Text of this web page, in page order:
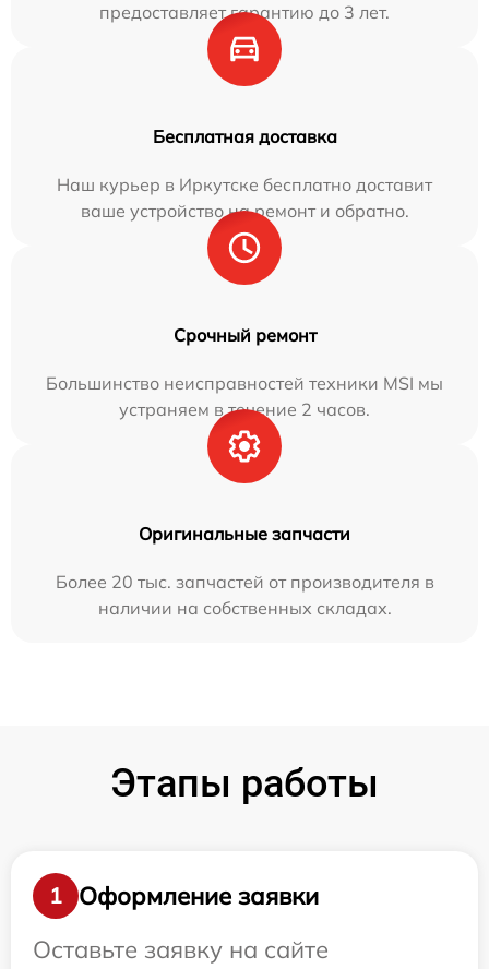
предоставляет гарантию до 3 лет.
Бесплатная доставка
Наш курьер в Иркутске бесплатно доставит
ваше устройство на ремонт и обратно.
Срочный ремонт
Большинство неисправностей техники MSI мы
устраняем в течение 2 часов.
Оригинальные запчасти
Более 20 тыс. запчастей от производителя в
наличии на собственных складах.
Этапы работы
1
Оформление заявки
Оставьте заявку на сайте